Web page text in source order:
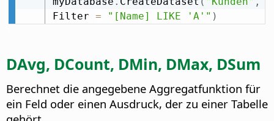
Filter = "[Name] LIKE 'A'" )
DAvg, DCount, DMin, DMax, DSum
Berechnet die angegebene Aggregatfunktion für
ein Feld oder einen Ausdruck, der zu einer Tabelle